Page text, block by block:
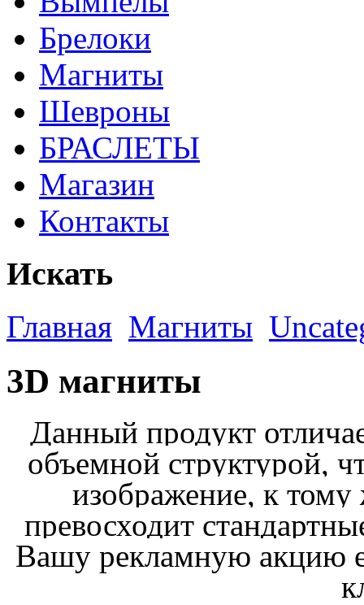
Брелоки
Магниты
Шевроны
БРАСЛЕТЫ
Магазин
Контакты
Искать
Главная Магниты
3D магниты
Данный продукт
объемной структурой,
изображение, к тому
превосходит
Вашу рекламную акцию